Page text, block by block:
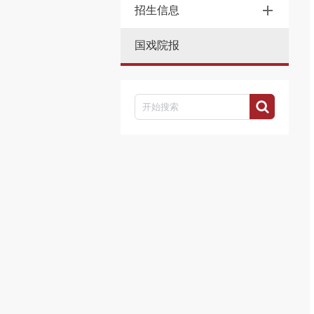
招生信息
国戏院报